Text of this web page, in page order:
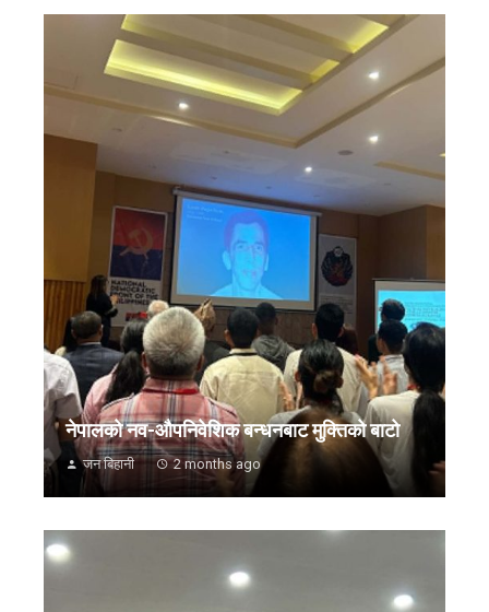
नेपालको नव-औपनिवेशिक बन्धनबाट मुक्तिको बाटो
जन बिहानी 2 months ago